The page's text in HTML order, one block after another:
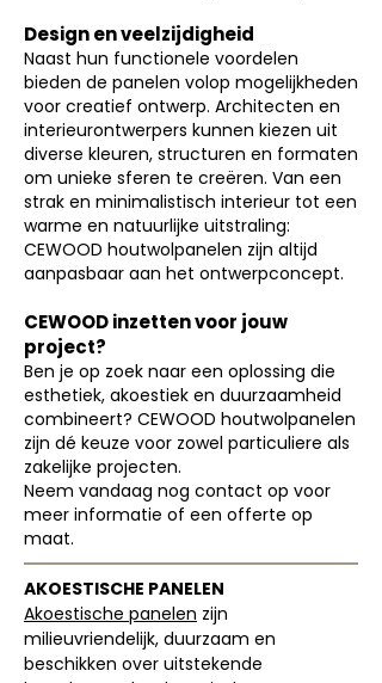
Design en veelzijdigheid
Naast hun functionele voordelen
bieden de panelen volop mogelijkheden
voor creatief ontwerp. Architecten en
interieurontwerpers kunnen kiezen uit
diverse kleuren, structuren en formaten
om unieke sferen te creëren. Van een
strak en minimalistisch interieur tot een
warme en natuurlijke uitstraling:
CEWOOD houtwolpanelen zijn altijd
aanpasbaar aan het ontwerpconcept.
CEWOOD inzetten voor jouw
project?
Ben je op zoek naar een oplossing die
esthetiek, akoestiek en duurzaamheid
combineert? CEWOOD houtwolpanelen
zijn dé keuze voor zowel particuliere als
zakelijke projecten.
Neem vandaag nog contact op voor
meer informatie of een offerte op
maat.
AKOESTISCHE PANELEN
Akoestische panelen zijn
milieuvriendelijk, duurzaam en
beschikken over uitstekende